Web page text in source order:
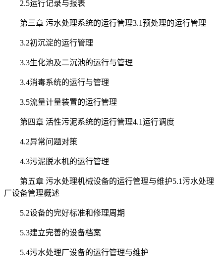
2.5运行记录与报表
第三章 污水处理系统的运行管理3.1预处理的运行管理
3.2初沉淀的运行管理
3.3生化池及二沉池的运行与管理
3.4消毒系统的运行与管理
3.5流量计量装置的运行管理
第四章 活性污泥系统的运行管理4.1运行调度
4.2异常问题对策
4.3污泥脱水机的运行管理
第五章 污水处理机械设备的运行管理与维护5.1污水处理
厂设备管理概述
5.2设备的完好标准和修理周期
5.3建立完善的设备档案
5.4污水处理厂设备的运行管理与维护